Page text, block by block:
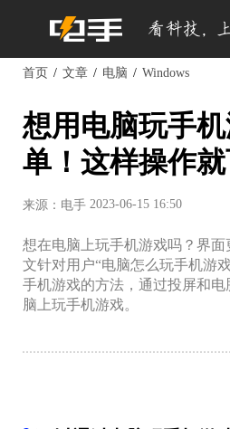
首页 文章 电脑 Windows
想用电脑玩手
单！这样操作
来源：电手 2023-06-15 16:50
想在电脑上玩手机游戏吗？界
文针对用户“电脑怎么玩手机游
手机游戏的方法，通过投屏和
脑上玩手机游戏。